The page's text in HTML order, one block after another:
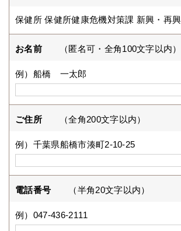
保健所 保健所健康危機対策課 新興・再
お名前 （匿名可・全角100文字以内）
例）船橋 一太郎
ご住所 （全角200文字以内）
例）千葉県船橋市湊町2-10-25
電話番号 （半角20文字以内）
例）047-436-2111